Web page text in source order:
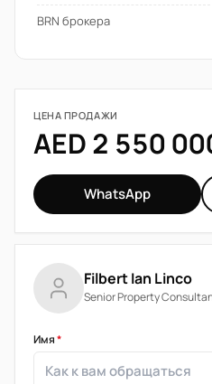
BRN брокера
ЦЕНА ПРОДАЖИ
AED 2 550
WhatsApp
Filbert Ian Linco
Senior Property
Имя*